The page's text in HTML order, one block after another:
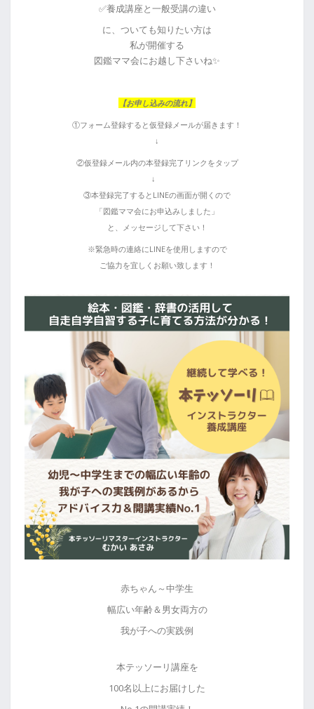
✅養成講座と一般受講の違い
に、ついても知りたい方は
私が開催する
図鑑ママ会にお越し下さいね✨
【お申し込みの流れ】
①フォーム登録すると仮登録メールが届きます！
↓
②仮登録メール内の本登録完了リンクをタップ
↓
③本登録完了すると LINEの画面が開くので
「図鑑ママ会にお申込みしました」
と、メッセージして下さい！
※緊急時の連絡にLINEを使用しますので
ご協力を宜しくお願い致します！
赤ちゃん～中学生
幅広い年齢＆男女両方の
我が子への実践例
本テッソーリ講座を
100名以上にお届けした